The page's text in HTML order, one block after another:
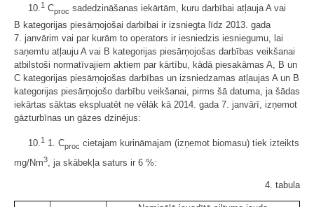
10.1 Cproc sadedzināšanas iekārtām, kuru darbībai atļauja A vai
B kategorijas piesārņojošai darbībai ir izsniegta līdz 2013. gada
7. janvārim vai par kurām to operators ir iesniedzis iesniegumu, lai
saņemtu atļauju A vai B kategorijas piesārņojošas darbības veikšanai
atbilstoši normatīvajiem aktiem par kārtību, kādā piesakāmas A, B un
C kategorijas piesārņojošas darbības un izsniedzamas atļaujas A un B
kategorijas piesārņojošo darbību veikšanai, pirms šā datuma, ja šādas
iekārtas sāktas ekspluatēt ne vēlāk kā 2014. gada 7. janvārī, izņemot
gāzturbīnas un gāzes dzinējus:
10.1 1. Cproc cietajam kurināmajam (izņemot biomasu) tiek izteikts
mg/Nm3, ja skābekļa saturs ir 6 %:
4. tabula